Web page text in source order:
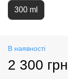
300 ml
В наявності
2 300 грн